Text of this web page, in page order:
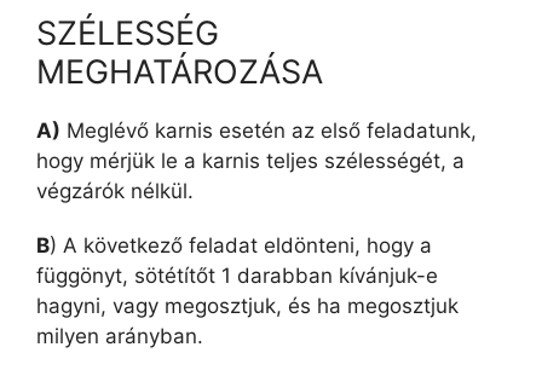
SZÉLESSÉG
MEGHATÁROZÁSA
A) Meglévő karnis esetén az első feladatunk,
hogy mérjük le a karnis teljes szélességét, a
végzárók nélkül.
B) A következő feladat eldönteni, hogy a
függönyt, sötétítőt 1 darabban kívánjuk-e
hagyni, vagy megosztjuk, és ha megosztjuk
milyen arányban.